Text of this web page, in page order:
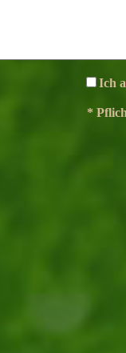
Ich
*